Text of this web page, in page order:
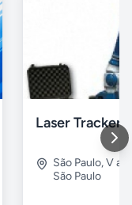
São Paulo,V
São Paulo